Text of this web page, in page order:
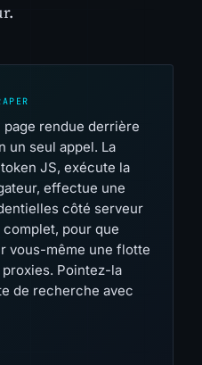
rendue derrière
un seul appel. La
JS, exécute la
effectue une
côté serveur
pour que
vous-même une flotte
Pointez-la
de recherche avec